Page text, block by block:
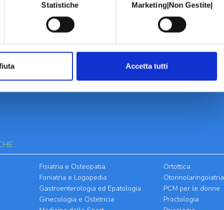
Statistiche Marketing|Non Gestite|
Accetta tutti
Fisiatria e Osteopatia
Foniatria e Logopedia
Gastroenterologia ed Epatologia
Ginecologia e Ostetricia
Ortottica
Otorinolaringoiatria
PCM per le donne
Proctologia